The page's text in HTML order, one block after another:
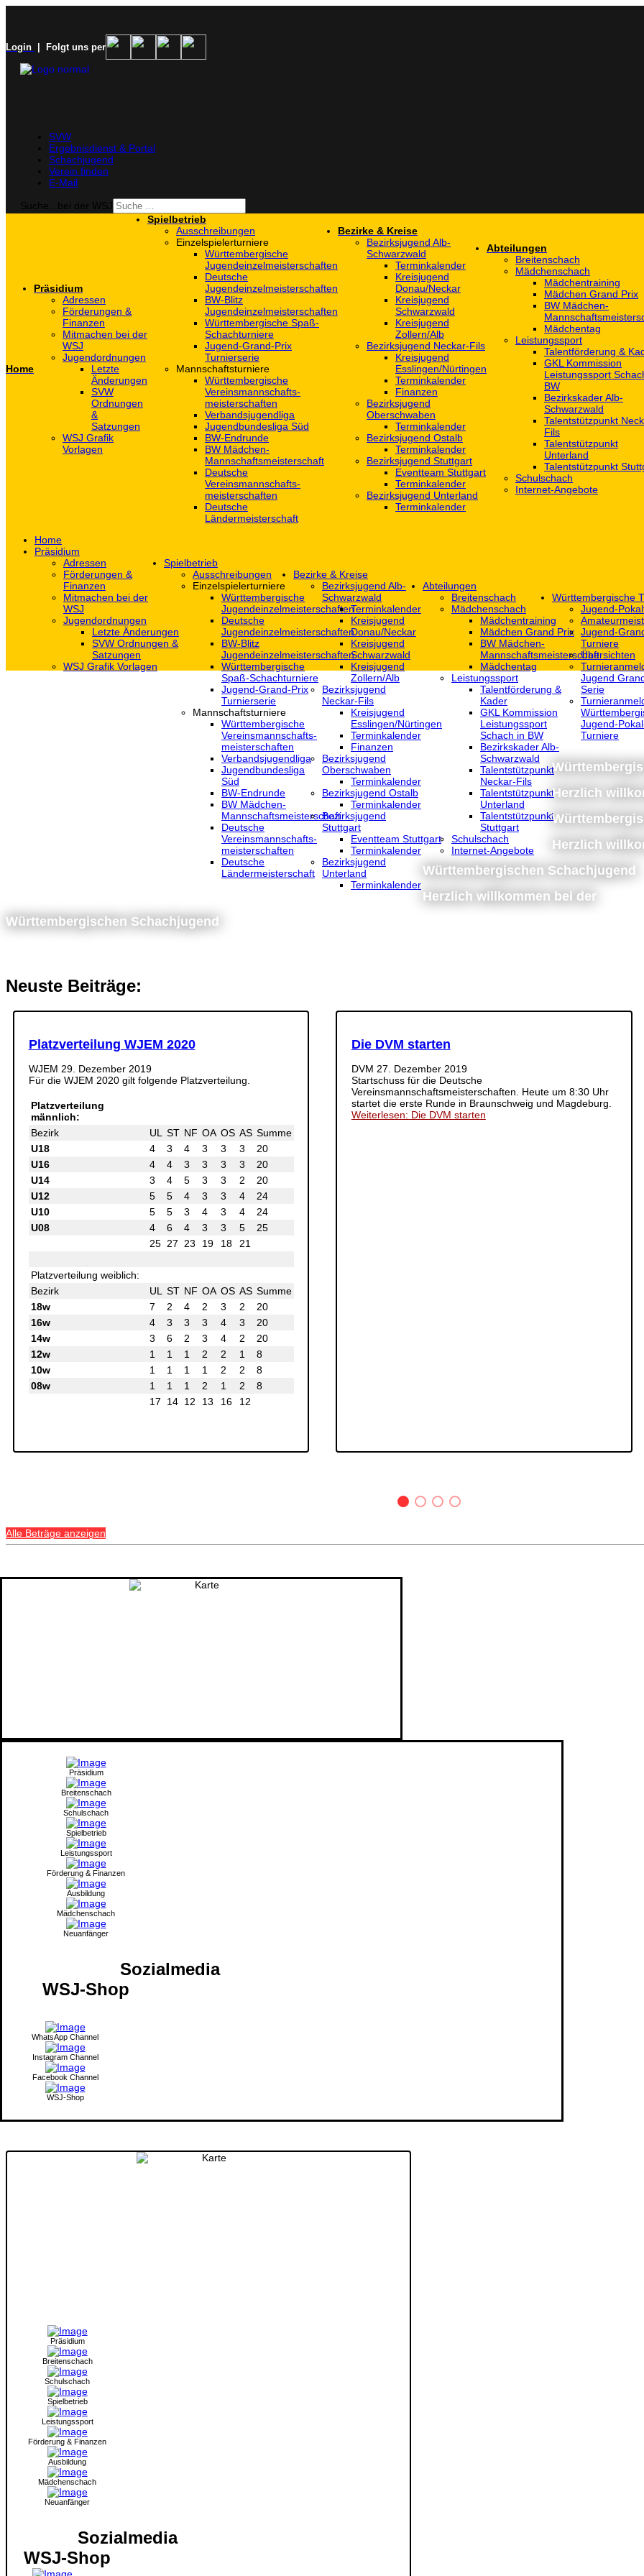
Login | Folgt uns per
SVW
Ergebnisdienst & Portal
Schachjugend
Verein finden
E-Mail
Home
Präsidium
Adressen
Förderungen &
Finanzen
Mitmachen bei der
WSJ
Jugendordnungen
Letzte
Änderungen
SVW
Ordnungen
&
Satzungen
WSJ Grafik
Vorlagen
Spielbetrieb
Ausschreibungen
Einzelspielerturniere
Württembergische
Jugendeinzelmeisterschaften
Deutsche
Jugendeinzelmeisterschaften
BW-Blitz
Jugendeinzelmeisterschaften
Württembergische Spaß-
Schachturniere
Jugend-Grand-Prix
Turnierserie
Mannschaftsturniere
Württembergische
Vereinsmannschafts-
meisterschaften
Verbandsjugendliga
Jugendbundesliga Süd
BW-Endrunde
BW Mädchen-
Mannschaftsmeisterschaft
Deutsche
Vereinsmannschafts-
meisterschaften
Deutsche
Ländermeisterschaft
Bezirke & Kreise
Bezirksjugend Alb-
Schwarzwald
Terminkalender
Kreisjugend
Donau/Neckar
Kreisjugend
Schwarzwald
Kreisjugend
Zollern/Alb
Bezirksjugend Neckar-Fils
Kreisjugend
‎Esslingen/Nürtingen
Terminkalender
Finanzen
Bezirksjugend
Oberschwaben
Terminkalender
Bezirksjugend Ostalb
Terminkalender
Bezirksjugend Stuttgart
‎Eventteam Stuttgart
Terminkalender
Bezirksjugend Unterland
Terminkalender
Abteilungen
Breitenschach
Mädchenschach
Mädchentraining
Mädchen Grand Prix
BW Mädchen-
Mädchentag
Leistungssport
Talentförderung &
GKL Kommission
Leistungssport
BW
Bezirkskader Alb-
Schwarzwald
Talentstützpunkt
Fils
Talentstützpunkt
Unterland
Talentstützpunkt
Schulschach
Internet-Angebote
Home
Präsidium
Adressen
Förderungen &
Finanzen
Mitmachen bei der
WSJ
Jugendordnungen
Letzte Änderungen
SVW Ordnungen &
Satzungen
WSJ Grafik Vorlagen
Spielbetrieb
Ausschreibungen
Einzelspielerturniere
Württembergische
Jugendeinzelmeisterschaften
Deutsche
Jugendeinzelmeisterschaften
BW-Blitz
Jugendeinzelmeisterschaften
Württembergische
Spaß-Schachturniere
Jugend-Grand-Prix
Turnierserie
Mannschaftsturniere
Württembergische
Vereinsmannschafts-
meisterschaften
Verbandsjugendliga
Jugendbundesliga
Süd
BW-Endrunde
BW Mädchen-
Mannschaftsmeisterschaft
Deutsche
Vereinsmannschafts-
meisterschaften
Deutsche
Ländermeisterschaft
Bezirke & Kreise
Bezirksjugend Alb-
Schwarzwald
Terminkalender
Kreisjugend
Donau/Neckar
Kreisjugend
Schwarzwald
Kreisjugend
Zollern/Alb
Bezirksjugend
Neckar-Fils
Kreisjugend
‎Esslingen/Nürtingen
Terminkalender
Finanzen
Bezirksjugend
Oberschwaben
Terminkalender
Bezirksjugend Ostalb
Terminkalender
Bezirksjugend
Stuttgart
‎Eventteam Stuttgart
Terminkalender
Bezirksjugend
Unterland
Terminkalender
Abteilungen
Breitenschach
Mädchenschach
Mädchentraining
Mädchen Grand Prix
BW Mädchen-
Mannschaftsmeisterschaft
Mädchentag
Leistungssport
Talentförderung &
Kader
GKL Kommission
Leistungssport
Schach in BW
Bezirkskader Alb-
Schwarzwald
Talentstützpunkt
Neckar-Fils
Talentstützpunkt
Unterland
Talentstützpunkt
Stuttgart
Schulschach
Internet-Angebote
Württembergische
Jugend-
Jugend-
Turniere
Übersichten
Jugend
Serie
Jugend-
Turniere
Herzlich
Herzlich
Württembergischen Schachjugend
Herzlich willkommen bei der
Württembergischen Schachjugend
Neuste Beiträge:
Platzverteilung WJEM 2020
WJEM 29. Dezember 2019
Für die WJEM 2020 gilt folgende Platzverteilung.
Platzverteilung
männlich:
Bezirk
UL ST NF OA OS AS Summe
U18
4 3 4 3 3 3
20
U16
4 4 3 3 3 3
20
U14
3 4 5 3 3 2
20
U12
5 5 4 3 3 4
24
U10
5 5 3 4 3 4
24
U08
4 6 4 3 3 5
25
25 27 23 19 18 21
Platzverteilung weiblich:
Bezirk
UL ST NF OA OS AS Summe
18w
7 2 4 2 3 2
20
16w
4 3 3 3 4 3
20
14w
3 6 2 3 4 2
20
12w
1 1 1 2 2 1
8
10w
1 1 1 1 2 2
8
08w
1 1 1 2 1 2
8
17
14 12 13 16 12
Die DVM starten
DVM 27. Dezember 2019
Startschuss für die Deutsche
Vereinsmannschaftsmeisterschaften. Heute um 8:30 Uhr
startet die erste Runde in Braunschweig und Magdeburg.
Weiterlesen: Die DVM starten
Alle Beträge anzeigen
Präsidium
Breitenschach
Schulschach
Spielbetrieb
Leistungssport
Förderung & Finanzen
Ausbildung
Mädchenschach
Neuanfänger
Sozialmedia
WSJ-Shop
WhatsApp Channel
Instagram Channel
Facebook Channel
WSJ-Shop
Präsidium
Breitenschach
Schulschach
Spielbetrieb
Leistungssport
Förderung & Finanzen
Ausbildung
Mädchenschach
Neuanfänger
Sozialmedia
WSJ-Shop